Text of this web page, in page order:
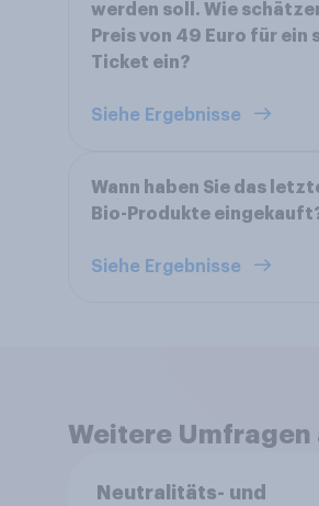
werden soll. Wie
Preis von 49 Euro für ein
Ticket ein?
Siehe Ergebnisse
Wann haben Sie das
Bio-Produkte
Siehe Ergebnisse
Weitere Umfragen
Neutralitäts- und